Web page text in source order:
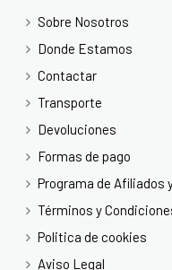
Sobre Nosotros
Donde Estamos
Contactar
Transporte
Devoluciones
Formas de pago
Programa de Afiliados
Términos y
Politica de cookies
Aviso Legal